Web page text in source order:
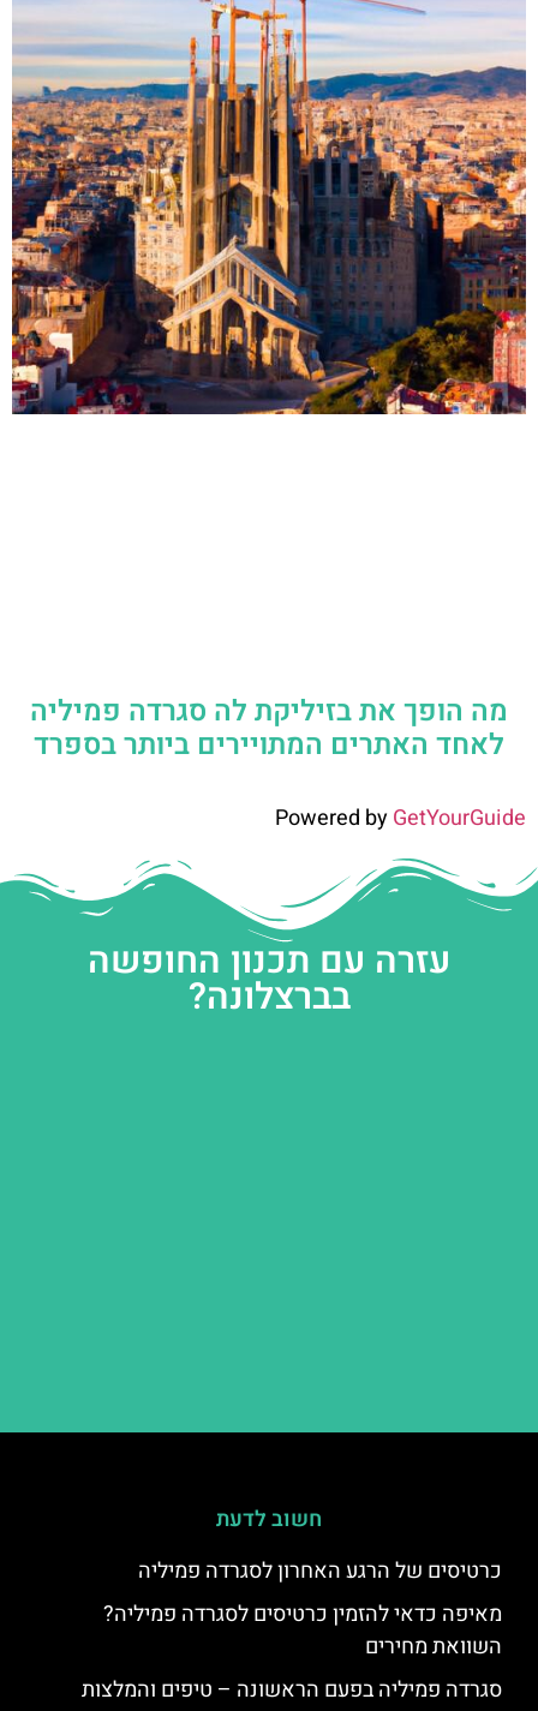
מה הופך את בזיליקת לה סגרדה פמיליה
לאחד האתרים המתויירים ביותר בספרד
Powered byGetYourGuide
עזרה עם תכנון החופשה
בברצלונה?
חשוב לדעת
כרטיסים של הרגע האחרון לסגרדה פמיליה
מאיפה כדאי להזמין כרטיסים לסגרדה פמיליה?
השוואת מחירים
סגרדה פמיליה בפעם הראשונה – טיפים והמלצות